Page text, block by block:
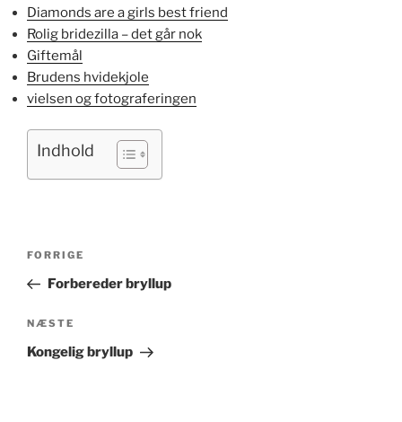
Diamonds are a girls best friend
Rolig bridezilla – det går nok
Giftemål
Brudens hvidekjole
vielsen og fotograferingen
Indhold
Indlægsnavigation
Forrige
indlæg
FORRIGE
Forbereder bryllup
Næste
indlæg
NÆSTE
Kongelig bryllup